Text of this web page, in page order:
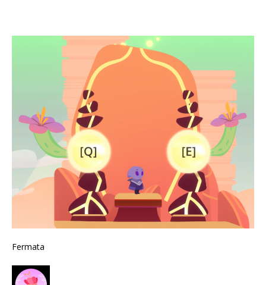
Fermata